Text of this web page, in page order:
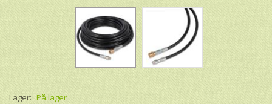
Lager: På lager